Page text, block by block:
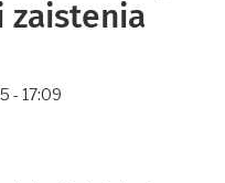
zaistenia
- 17:09